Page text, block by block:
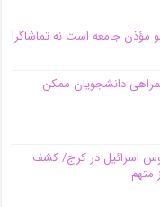
جامعه است نه تماشاگر!
دانشجویان ممکن
اسرائیل در کرج/‌ کشف
متهم